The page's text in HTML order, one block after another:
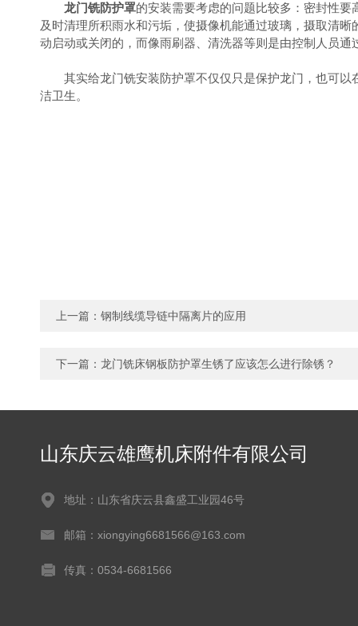
龙门铣防护罩的安装需要考虑的问题比较多：密封性
及时清理所积雨水和污垢，使摄像机能通过玻璃，摄取清
动启动或关闭的，而像雨刷器、清洗器等则是由控制人员通
其实给龙门铣安装防护罩不仅仅只是保护龙门，也可以
洁卫生。
上一篇： 钢制线缆导链中隔离片的应用
下一篇： 龙门铣床钢板防护罩生锈了应该怎么进行除锈？
山东庆云雄鹰机床附件有限公司
地址：山东省庆云县鑫盛工业园46号
邮箱：xiongying6681566@163.com
传真：0534-6681566